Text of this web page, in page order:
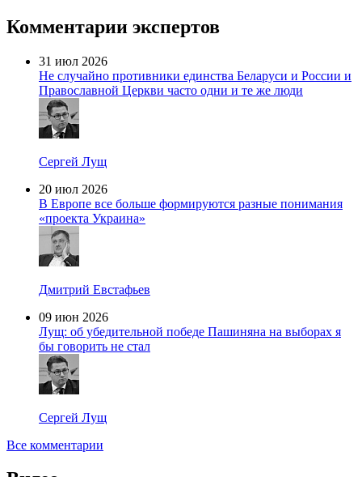
Комментарии экспертов
31 июл 2026
Не случайно противники единства Беларуси и России и
Православной Церкви часто одни и те же люди
Сергей Лущ
20 июл 2026
В Европе все больше формируются разные понимания
«проекта Украина»
Дмитрий Евстафьев
09 июн 2026
Лущ: об убедительной победе Пашиняна на выборах я
бы говорить не стал
Сергей Лущ
Все комментарии